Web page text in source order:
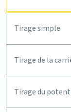
Tirage simple
Tirage de la
Tirage du